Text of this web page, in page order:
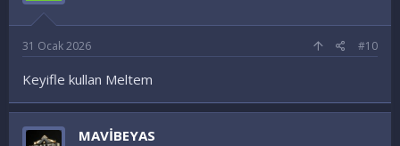
31 Ocak 2026 #10
Keyifle kullan Meltem
MAVİBEYAS